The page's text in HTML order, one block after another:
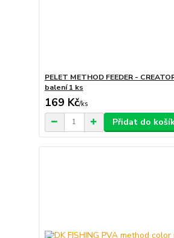
PELET METHOD FEEDER -
balení 1 ks
169 Kč/ks
Přidat do